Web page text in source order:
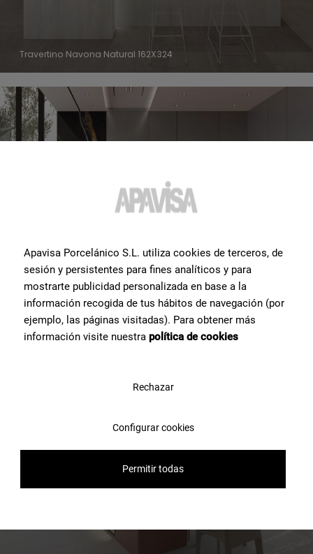
Travertino Navona Natural 162X324
Sisu Grana Lappato 60X120
Apavisa Porcelánico S.L. utiliza cookies de terceros, de
sesión y persistentes para fines analíticos y para
mostrarte publicidad personalizada en base a la
información recogida de tus hábitos de navegación (por
ejemplo, las páginas visitadas). Para obtener más
información visite nuestra política de cookies
Rechazar
Configurar cookies
Permitir todas